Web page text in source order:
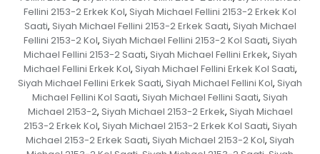
Fellini 2153-2 Erkek Kol, Siyah Michael Fellini 2153-2 Erkek Kol
Saati, Siyah Michael Fellini 2153-2 Erkek Saati, Siyah Michael
Fellini 2153-2 Kol, Siyah Michael Fellini 2153-2 Kol Saati, Siyah
Michael Fellini 2153-2 Saati, Siyah Michael Fellini Erkek, Siyah
Michael Fellini Erkek Kol, Siyah Michael Fellini Erkek Kol Saati,
Siyah Michael Fellini Erkek Saati, Siyah Michael Fellini Kol, Siyah
Michael Fellini Kol Saati, Siyah Michael Fellini Saati, Siyah
Michael 2153-2, Siyah Michael 2153-2 Erkek, Siyah Michael
2153-2 Erkek Kol, Siyah Michael 2153-2 Erkek Kol Saati, Siyah
Michael 2153-2 Erkek Saati, Siyah Michael 2153-2 Kol, Siyah